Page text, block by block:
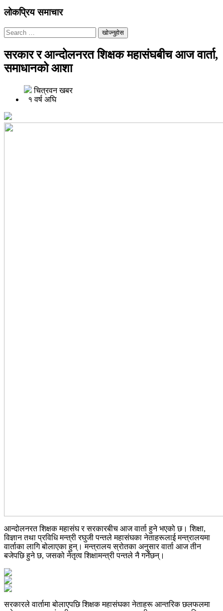
लोकप्रिय समाचार
खोज्नुहोस
सरकार र आन्दोलनरत शिक्षक महासंघबीच आज वार्ता,
समाधानको आशा
चित्रवन खबर
१ वर्ष अघि
आन्दोलनरत शिक्षक महासंघ र सरकारबीच आज वार्ता हुने भएको छ। शिक्षा,
विज्ञान तथा प्रविधि मन्त्री रघुजी पन्तले महासंघका नेताहरूलाई मन्त्रालयमा
वार्ताका लागि बोलाएका हुन्। मन्त्रालय स्रोतका अनुसार वार्ता आज तीन
बजेपछि हुने छ, जसको नेतृत्व शिक्षामन्त्री पन्तले नै गर्नेछन्।
सरकारले वार्तामा बोलाएपछि शिक्षक महासंघका नेताहरू आन्तरिक छलफलमा